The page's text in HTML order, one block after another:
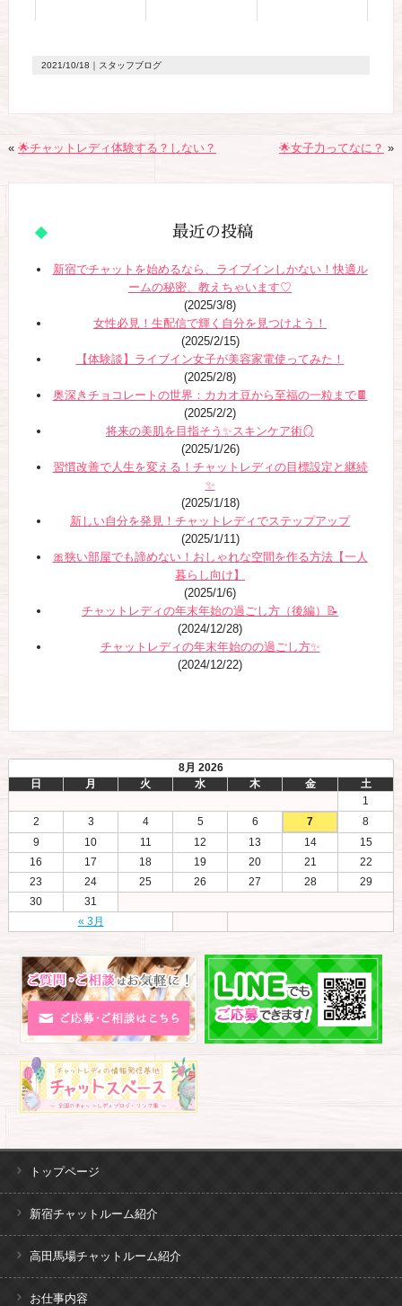
2021/10/18 ｜スタッフブログ
« 🌟チャットレディ体験する？しない？ 🌟女子力ってなに？ »
最近の投稿
新宿でチャットを始めるなら、ライブインしかない！快適ル
ームの秘密、教えちゃいます♡
(2025/3/8)
女性必見！生配信で輝く自分を見つけよう！
(2025/2/15)
【体験談】ライブイン女子が美容家電使ってみた！
(2025/2/8)
奥深きチョコレートの世界：カカオ豆から至福の一粒まで🍫
(2025/2/2)
将来の美肌を目指そう✨スキンケア術🪞
(2025/1/26)
習慣改善で人生を変える！チャットレディの目標設定と継続
✨
(2025/1/18)
新しい自分を発見！チャットレディでステップアップ
(2025/1/11)
🎀狭い部屋でも諦めない！おしゃれな空間を作る方法【一人
暮らし向け】
(2025/1/6)
チャットレディの年末年始の過ごし方（後編）📝
(2024/12/28)
チャットレディの年末年始のの過ごし方✨
(2024/12/22)
8月 2026
日
月 火 水 木 金 土
« 3月
1
2
3 4 5 6 7
8
9
10 11 12 13 14
15
16
17 18 19 20 21
22
23
24 25 26 27 28
29
30
31
トップページ
新宿チャットルーム紹介
高田馬場チャットルーム紹介
お仕事内容